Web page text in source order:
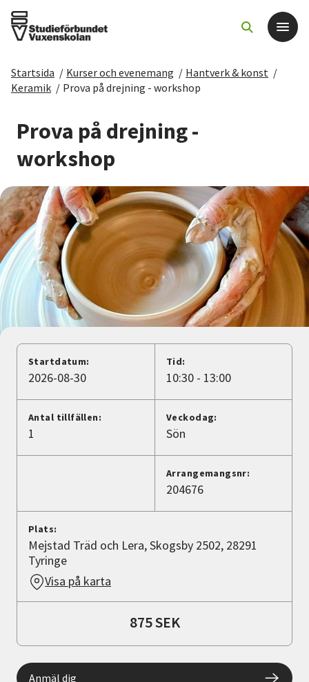
Det här gör vi
För dig som
Sök kurser och evenemang
Om SV
Starta studiecirkel
Cirkelledare
Nyheter
Avdelningar
Lyssna
Startsida / Kurser och evenemang / Hantverk & konst /
Keramik / Prova på drejning - workshop
Prova på drejning -
workshop
Startdatum:
2026-08-30
Tid:
10:30 - 13:00
Antal tillfällen:
1
Veckodag:
Sön
Arrangemangsnr:
204676
Plats:
Mejstad Träd och Lera, Skogsby 2502, 28291
Tyringe
Visa på karta
875 SEK
Anmäl dig